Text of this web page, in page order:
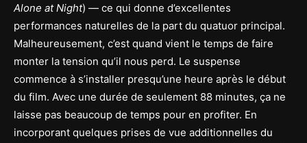
Alone at Night) — ce qui donne d’excellentes
performances naturelles de la part du quatuor principal.
Malheureusement, c’est quand vient le temps de faire
monter la tension qu’il nous perd. Le suspense
commence à s’installer presqu’une heure après le début
du film. Avec une durée de seulement 88 minutes, ça ne
laisse pas beaucoup de temps pour en profiter. En
incorporant quelques prises de vue additionnelles du